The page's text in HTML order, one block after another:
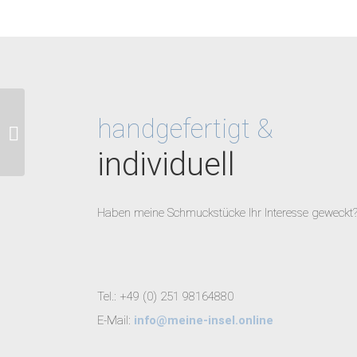
handgefertigt &
individuell
Haben meine Schmuckstücke Ihr Interesse
Tel.: +49 (0) 251 98164880
E-Mail: info@meine-insel.online
Trauringe mit Brilliant